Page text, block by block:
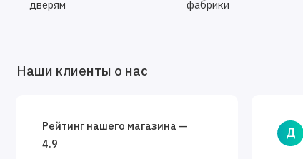
Наши клиенты о нас
Рейтинг нашего магазина —
4.9
Д